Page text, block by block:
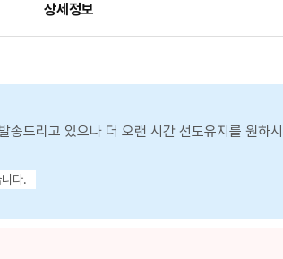
상세정보
드리고 있으나 더 오랜 시간 선도유지를 원하
다.